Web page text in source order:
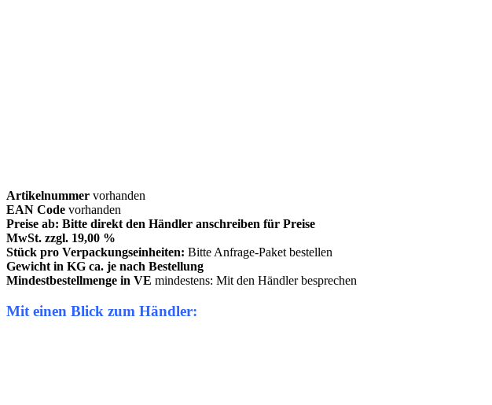
Artikelnummer vorhanden
EAN Code vorhanden
Preise ab: Bitte direkt den Händler anschreiben für Preise
MwSt. zzgl. 19,00 %
Stück pro Verpackungseinheiten: Bitte Anfrage-Paket bestellen
Gewicht in KG ca. je nach Bestellung
Mindestbestellmenge in VE mindestens: Mit den Händler besprechen
Mit einen Blick zum Händler: